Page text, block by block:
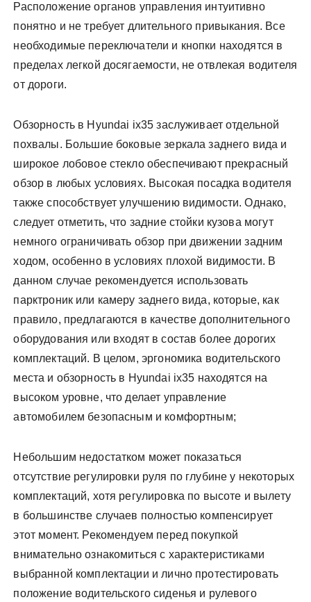
Расположение органов управления интуитивно
понятно и не требует длительного привыкания. Все
необходимые переключатели и кнопки находятся в
пределах легкой досягаемости, не отвлекая водителя
от дороги.
Обзорность в Hyundai ix35 заслуживает отдельной
похвалы. Большие боковые зеркала заднего вида и
широкое лобовое стекло обеспечивают прекрасный
обзор в любых условиях. Высокая посадка водителя
также способствует улучшению видимости. Однако,
следует отметить, что задние стойки кузова могут
немного ограничивать обзор при движении задним
ходом, особенно в условиях плохой видимости. В
данном случае рекомендуется использовать
парктроник или камеру заднего вида, которые, как
правило, предлагаются в качестве дополнительного
оборудования или входят в состав более дорогих
комплектаций. В целом, эргономика водительского
места и обзорность в Hyundai ix35 находятся на
высоком уровне, что делает управление
автомобилем безопасным и комфортным;
Небольшим недостатком может показаться
отсутствие регулировки руля по глубине у некоторых
комплектаций, хотя регулировка по высоте и вылету
в большинстве случаев полностью компенсирует
этот момент. Рекомендуем перед покупкой
внимательно ознакомиться с характеристиками
выбранной комплектации и лично протестировать
положение водительского сиденья и рулевого